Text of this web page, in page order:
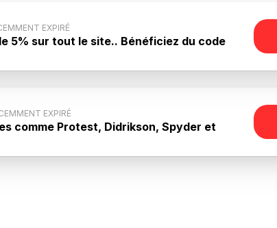
EXPIRÉ
5% sur tout le site.. Bénéficiez du code
Bénéficiez d'une remise de 5% sur tout le
EXPIRÉ
comme Protest, Didrikson, Spyder et
: Profitez de marques phares comme